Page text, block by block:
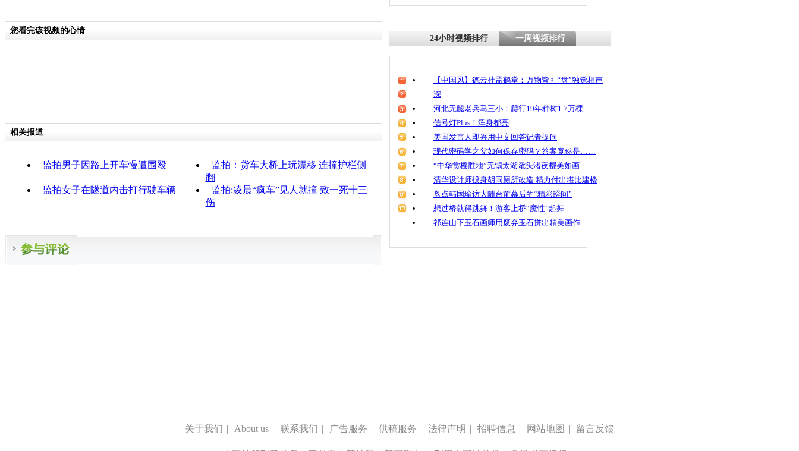
您看完该视频的心情
相关报道
监拍男子因路上开车慢遭围殴
监拍：货车大桥上玩漂移 连撞护栏侧
翻
监拍女子在隧道内击打行驶车辆
监拍:凌晨“疯车”见人就撞 致一死十三
伤
24小时视频排行 一周视频排行
【中国风】德云社孟鹤堂：万物皆可“盘”独觉相声
深
河北无腿老兵马三小：爬行19年种树1.7万棵
信号灯Plus！浑身都亮
美国发言人即兴用中文回答记者提问
现代密码学之父如何保存密码？答案竟然是……
“中华赏樱胜地”无锡太湖鼋头渚夜樱美如画
清华设计师投身胡同厕所改造 精力付出堪比建楼
盘点韩国瑜访大陆台前幕后的“精彩瞬间”
想过桥就得跳舞！游客上桥“魔性”起舞
祁连山下玉石画师用废弃玉石拼出精美画作
关于我们 | About us | 联系我们 | 广告服务 | 供稿服务 | 法律声明 | 招聘信息 | 网站地图 | 留言反馈